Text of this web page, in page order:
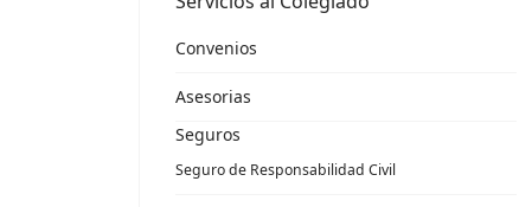
Convenios
Asesorias
Seguros
Seguro de Responsabilidad Civil